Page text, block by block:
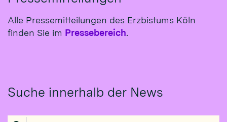
Alle Pressemitteilungen des Erzbistums Köln
finden Sie im Pressebereich.
Suche innerhalb der News